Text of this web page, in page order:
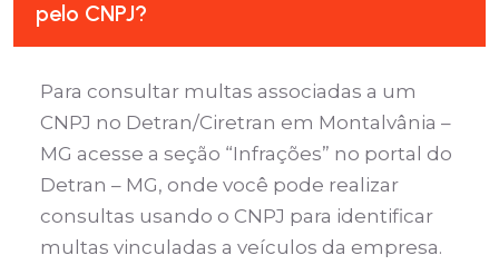
pelo CNPJ?
Para consultar multas associadas a um
CNPJ no Detran/Ciretran em Montalvânia –
MG acesse a seção “Infrações” no portal do
Detran – MG, onde você pode realizar
consultas usando o CNPJ para identificar
multas vinculadas a veículos da empresa.